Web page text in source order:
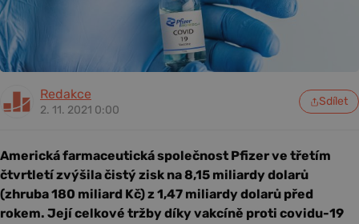
Redakce
2. 11. 2021 0:00
Sdílet
Americká farmaceutická společnost Pfizer ve třetím
čtvrtletí zvýšila čistý zisk na 8,15 miliardy dolarů
(zhruba 180 miliard Kč) z 1,47 miliardy dolarů před
rokem. Její celkové tržby díky vakcíně proti covidu-19